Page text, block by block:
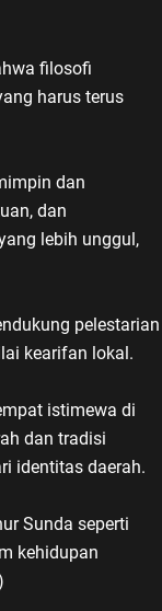
filosofi
harus terus
dan
dan
lebih unggul,
pelestarian
kearifan lokal.
istimewa di
dan tradisi
identitas daerah.
Sunda seperti
kehidupan